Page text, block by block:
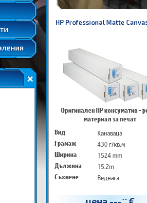
гаранции
HP Professional Matte
Оригинален HP консуматив -
материал за печат
Вид
Канаваца
Грамаж
430 г/кв.м
Ширина
1524 mm
Дължина
15.2m
Съхнене
Веднага
--